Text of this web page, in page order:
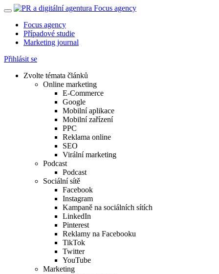
Focus agency
Případové studie
Marketing journal
Přihlásit se
Zvolte témata článků
Online marketing
E-Commerce
Google
Mobilní aplikace
Mobilní zařízení
PPC
Reklama online
SEO
Virální marketing
Podcast
Podcast
Sociální sítě
Facebook
Instagram
Kampaně na sociálních sítích
LinkedIn
Pinterest
Reklamy na Facebooku
TikTok
Twitter
YouTube
Marketing